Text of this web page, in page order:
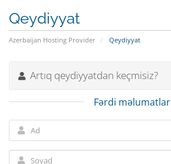
Qeydiyyat
Azerbaijan Hosting Provider Qeydiyyat
Artıq qeydiyyatdan keçmisiz?
Fərdi məlumatlar